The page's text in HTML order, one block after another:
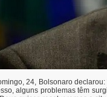
24, Bolsonaro
alguns problemas têm